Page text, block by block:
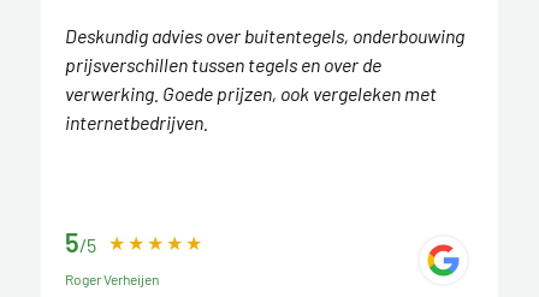
Deskundig advies over buitentegels, onderbouwing
prijsverschillen tussen tegels en over de
verwerking. Goede prijzen, ook vergeleken met
internetbedrijven.
5/5
Roger Verheijen